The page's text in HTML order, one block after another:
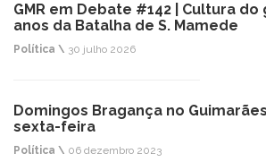
GMR em Debate #142 | Cultura
anos da Batalha de S. Mamede
Política \ 30 julho 2026
Domingos Bragança no
sexta-feira
Política \ 06 dezembro 2023